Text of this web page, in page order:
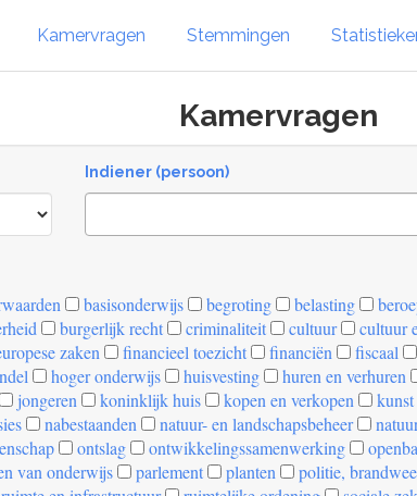
Kamervragen Stemmingen
Kamervragen
Indiener (persoon)
basisonderwijs begroting belasting
burgerlijk recht criminaliteit cultuur cultuur
zaken financieel toezicht financiën fiscaal
hoger onderwijs huisvesting huren en verhuren
jongeren koninklijk huis kopen en verkopen kunst
nabestaanden natuur- en landschapsbeheer
ontslag ontwikkelingssamenwerking
van onderwijs parlement planten politie,